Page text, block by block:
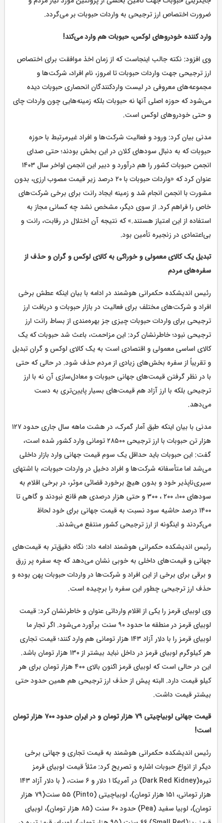
ضرورت اختصاص ارز ترجیحی به واردات حبوبات بر می‌گردد.
وارد کننده خودروهای لوکس، حبوبات هم وارد می‌کند!
وی افزود: نکته جالب اینجاست که از زمان اخذ موافقت برای اختصاص
ارز ترجیحی جهت واردات حبوبات تا امروز، نام افراد، شرکت‌ها و
مجموعه‌های معروفی در لیست واردکنندگان انحصاری حبوبات دیده
می‌شود که حوزه اصلی آنها نه حبوبات بلکه زمینه‌هایی چون واردات چای
و حتی خودروهای لوکس است.
مدنی بیان کرد: ورود و فعالیت شرکت‌ها و افراد غیرمرتبط با حوزه
حبوبات که به دنبال سودهای کلان در این بخش بودند؛ حتی صدای
انجمن حبوبات کشور را هم درآورد و دبیر این انجمن اواخر سال ۱۴۰۳
عنوان کرد که «واردات حبوبات با ۲۰ درصد زیر قیمت مصوب ارزی، بدون
مشورت با انجمن انجام شد و زمینه ایجاد رانت برای برخی شرکت‌های
خاص را فراهم کرد. از سوی دیگر، مشخص نشد چه کسانی مجاز به
استفاده از این امتیاز هستند.» که نتیجه آن اختلال در رقابت، رانت و
بی‌اعتمادی در زنجیره تأمین بود.
تبدیل یک کالای معمولی و خوراکی به کالای لوکس و گران و حذف از
سفره‌های مردم
رئیس اندیشکده حکمرانی هوشمند در ادامه با بیان اینکه عطش برخی
افراد و شرکت‌های مختلف برای فعالیت در بازار حبوبات و دریافت ارز
ترجیحی برای واردات حبوبات چیزی جز بهره‌مندی از بساط رانت ارز
ترجیحی نبود؛ خاطرنشان کرد: این مزاحمت، باعث شد حبوبات که یک
کالای اساسی معمولی و اقتصادی است به یک کالای لوکس و گران تبدیل
و تقریباً از سفره بخش‌های زیادی از مردم حذف شود. در حالی که حتی
با در نظر گرفتن قیمت‌های جهانی حبوبات و معادل‌سازی آن نه با ارز
ترجیحی بلکه با ارز آزاد هم قیمت‌های بسیار پایین‌تری به دست
می‌دهد.
مدنی با بیان اینکه طبق آمار گمرک، در هشت ماهه سال جاری حدود ۱۲۷
هزار تن حبوبات با ارز ترجیحی ۲۸۵۰۰ تومانی وارد کشور شده است،
گفت: این حبوبات باید حداقل یک سوم قیمت جهانی وارد بازار داخلی
می‌شد اما متأسفانه شرکت‌ها و افراد دخیل در واردات حبوبات، با اشتهای
سیری‌ناپذیر خود و بدون هیچ برخورد قضائی موثر، در برخی اقلام به
سودهای ۱۰۰، ۲۰۰ ، ۳۰۰ و حتی هزار درصدی هم قانع نبودند و گاهی تا
۱۴۰۰ درصد حاشیه سود نسبت به قیمت جهانی برای خود لحاظ
می‌کردند و اینگونه از ارز ترجیحی کشور منتفع می‌شدند.
رئیس اندیشکده حکمرانی هوشمند ادامه داد: نگاه دقیق‌تر به قیمت‌های
جهانی و قیمت‌های داخلی به خوبی نشان می‌دهد که چه سفره پر زرق
و برقی برای برخی از این افراد و شرکت‌ها در واردات حبوبات پهن بوده و
حذف ارز ترجیحی چطور این سفره را برچیده است.
وی لوبیای قرمز را یکی از اقلام وارداتی عنوان و خاطرنشان کرد: قیمت
لوبیای قرمز در منطقه ما حدود ۹۰ سنت برآورد می‌شود. اگر تجار ما
لوبیای قرمز را با دلار آزاد ۱۴۳ هزار تومانی هم وارد کنند؛ قیمت تجاری
هر کیلوگرم لوبیای قرمز در داخل نباید بیشتر از ۱۳۰ هزار تومان باشد.
این در حالی است که لوبیای قرمز اکنون بالای ۴۰۰ هزار تومان برای هر
کیلو قیمت دارد. البته پیش از حذف ارز ترجیحی هم همین حدود حتی
بیشتر قیمت داشت.
قیمت جهانی لوبیاچیتی ۷۹ هزار تومان و در ایران حدود ۷۰۰ هزار تومان
است!
رئیس اندیشکده حکمرانی هوشمند به قیمت تجاری و جهانی برخی
دیگر از انواع حبوبات اشاره و تصریح کرد: مثلاً قیمت لوبیای قرمز
تیره(Dark Red Kidney) در آمریکا ۱ دلار و ۶ سنت، ( با دلار آزاد ۱۴۳
هزار تومانی، ۱۵۱ هزار تومان)، لوبیاچیتی (Pinto) ۵۵ سنت(۷۹ هزار
تومان)، لوبیا سفید (Pea) حدود ۶۰ سنت (۸۵ هزار تومان)، لوبیای